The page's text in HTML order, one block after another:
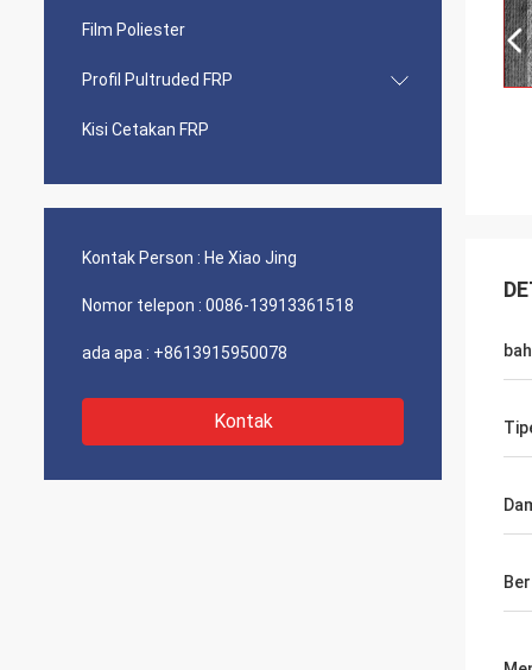
Film Poliester
Profil Pultruded FRP
Kisi Cetakan FRP
Kontak Person : He Xiao Jing
Nomor telepon : 0086-13913361518
ada apa : +8613915950078
Kontak